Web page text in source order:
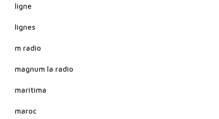
ligne
lignes
m radio
magnum la radio
maritima
maroc